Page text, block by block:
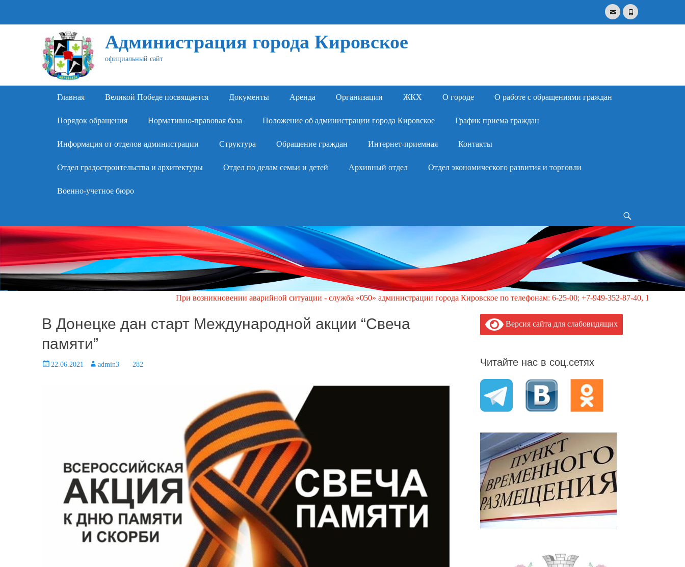
EmailPhone
Администрация города Кировское
официальный сайт
Primary Menu
Skip
content
Главная Великой Победе посвящается Документы Аренда Организации ЖКХ О городе О работе с обращениями граждан
Порядок обращения Нормативно-правовая база Положение об администрации города Кировское График приема граждан
Информация от отделов администрации Структура Обращение граждан Интернет-приемная Контакты
Отдел градостроительства и архитектуры Отдел по делам семьи и детей Архивный отдел Отдел экономического развития и торговли
Военно-учетное бюро
При возникновении аварийной ситуации - служба «050» администрации города Кировское по телефонам: 6-25-00; +7-949-352-87-40, 113 (круглосуточно)
В Донецке дан старт Международной акции “Свеча
памяти”
Posted22.06.2021 Author
admin3 282
Версия сайта для слабовидящих
Читайте нас в соц.сетях